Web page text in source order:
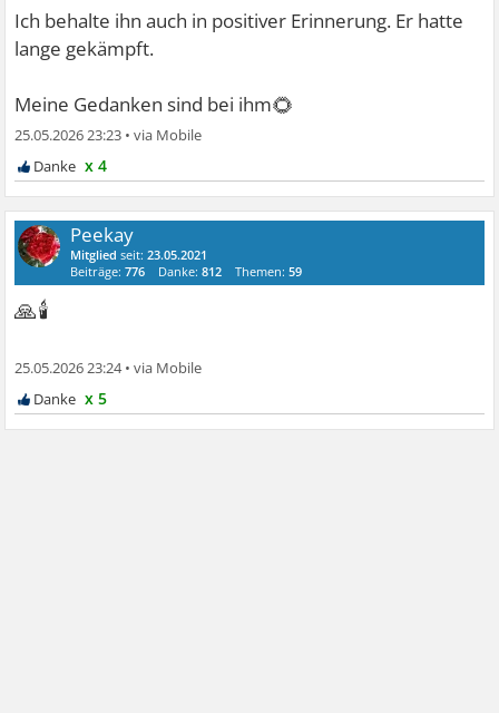
Ich behalte ihn auch in positiver Erinnerung. Er hatte
lange gekämpft.
Meine Gedanken sind bei ihm🌻
25.05.2026 23:23 •
x 4
Peekay
Mitglied seit:23.05.2021
Beiträge:776 Danke:812 Themen:59
🙏🕯
25.05.2026 23:24•
x 5